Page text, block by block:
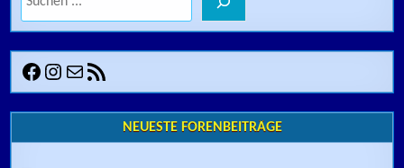
Facebook
Instagram
E-MailRSS-Feed
NEUESTE FORENBEITRÄGE